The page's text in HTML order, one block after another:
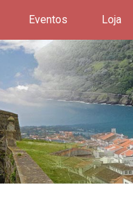
Eventos Loja